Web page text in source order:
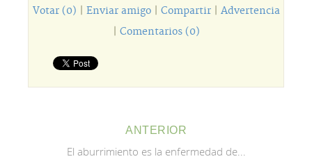
Votar (0) Enviar amigo| Compartir| Advertencia
Comentarios (0)
ANTERIOR
El aburrimiento es la enfermedad de...